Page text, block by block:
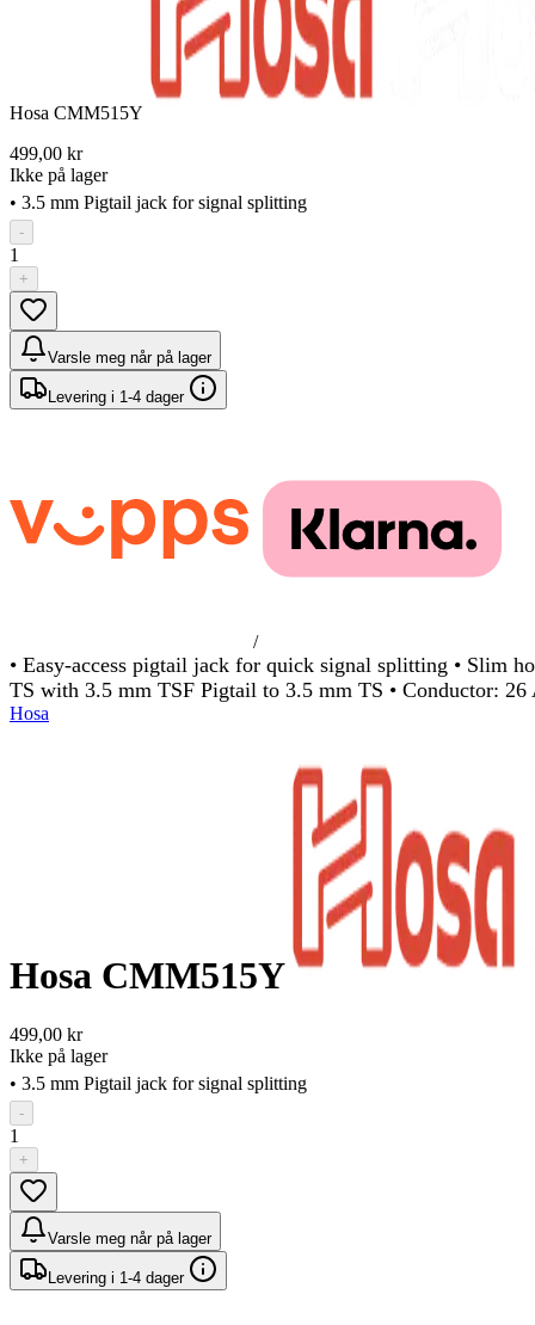
Hosa CMM515Y
499,00 kr
Ikke på lager
• 3.5 mm Pigtail jack for signal splitting
-
1
+
Varsle meg når på lager
Levering i 1-4 dager
/
• Easy-access pigtail jack for quick signal splitting • Slim
TS with 3.5 mm TSF Pigtail to 3.5 mm TS • Conductor: 26
Hosa
Hosa CMM515Y
499,00 kr
Ikke på lager
• 3.5 mm Pigtail jack for signal splitting
-
1
+
Varsle meg når på lager
Levering i 1-4 dager